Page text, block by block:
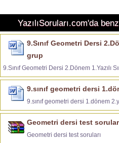
YazılıSoruları.com'da
9.Sınıf Geometri Dersi
grup
9.Sınıf Geometri Dersi 2.Dönem 1.Yazılı
9.sınıf geometri dersi
9.sınıf geometri dersi 1.dönem
Geometri dersi test
Geometri dersi test soruları